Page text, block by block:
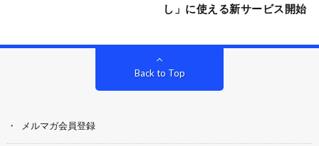
し」に使える新サービス開始
Back to Top
メルマガ会員登録